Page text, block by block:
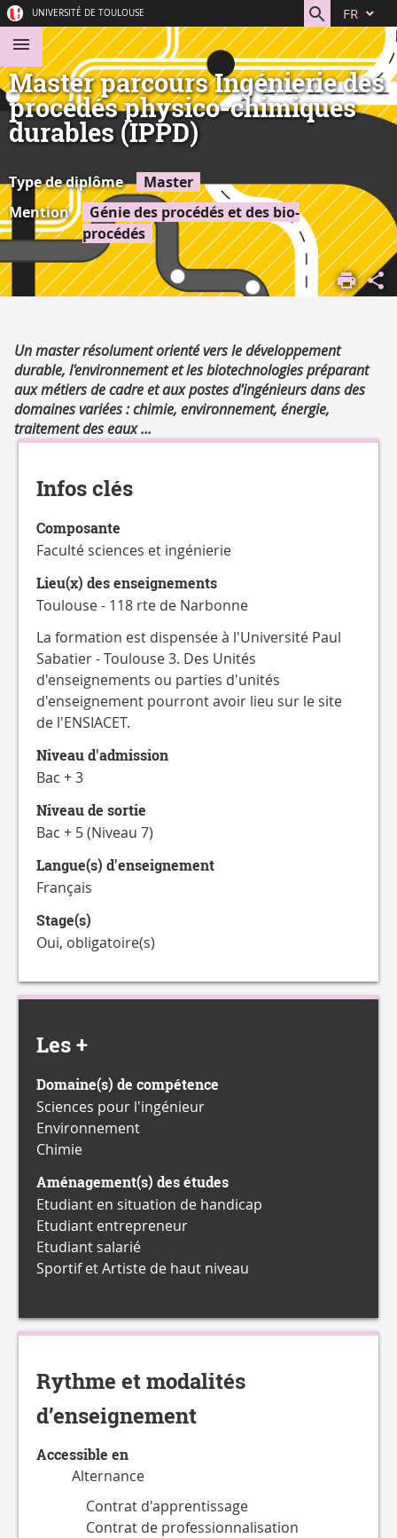
au
contenu
directs
UNIVERSITÉ DE TOULOUSE FR
Master parcours Ingénierie des
procédés physico-chimiques
durables (IPPD)
Type de diplôme
Master
Mention
Génie des procédés et des bio-
procédés
ACCUEIL
S'ORIENTER,
NOS
FORMATIONS
CATALOGUE
DES
FORMATIONS
Résumé
Un master résolument orienté vers le développement
durable, l'environnement et les biotechnologies préparant
aux métiers de cadre et aux postes d'ingénieurs dans des
domaines variées : chimie, environnement, énergie,
traitement des eaux ...
Détails
Infos clés
Composante
Faculté sciences et ingénierie
Lieu(x) des enseignements
Toulouse - 118 rte de Narbonne
La formation est dispensée à l'Université Paul
Sabatier - Toulouse 3. Des Unités
d'enseignements ou parties d'unités
d'enseignement pourront avoir lieu sur le site
de l'ENSIACET.
Niveau d'admission
Bac + 3
Niveau de sortie
Bac + 5 (Niveau 7)
Langue(s) d'enseignement
Français
Stage(s)
Oui, obligatoire(s)
Les +
Domaine(s) de compétence
Sciences pour l'ingénieur
Environnement
Chimie
Aménagement(s) des études
Etudiant en situation de handicap
Etudiant entrepreneur
Etudiant salarié
Sportif et Artiste de haut niveau
Rythme et modalités
d’enseignement
Accessible en
Alternance
Contrat d'apprentissage
Contrat de professionnalisation